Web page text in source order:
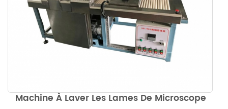
Machine À Laver Les Lames De Microscope